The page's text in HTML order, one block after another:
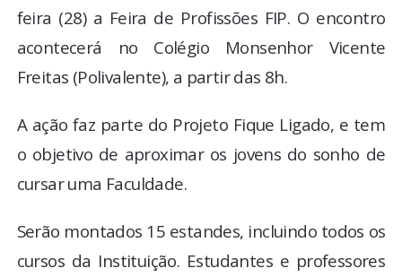
feira (28) a Feira de Profissões FIP. O encontro
acontecerá no Colégio Monsenhor Vicente
Freitas (Polivalente), a partir das 8h.
A ação faz parte do Projeto Fique Ligado, e tem
o objetivo de aproximar os jovens do sonho de
cursar uma Faculdade.
Serão montados 15 estandes, incluindo todos os
cursos da Instituição. Estudantes e professores